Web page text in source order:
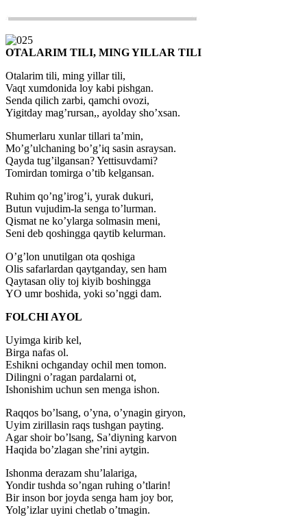
OTALARIM TILI, MING YILLAR TILI
Otalarim tili, ming yillar tili,
Vaqt xumdonida loy kabi pishgan.
Senda qilich zarbi, qamchi ovozi,
Yigitday mag’rursan,, ayolday sho’xsan.
Shumerlaru xunlar tillari ta’min,
Mo’g’ulchaning bo’g’iq sasin asraysan.
Qayda tug’ilgansan? Yettisuvdami?
Tomirdan tomirga o’tib kelgansan.
Ruhim qo’ng’irog’i, yurak dukuri,
Butun vujudim-la senga to’lurman.
Qismat ne ko’ylarga solmasin meni,
Seni deb qoshingga qaytib kelurman.
O’g’lon unutilgan ota qoshiga
Olis safarlardan qaytganday, sen ham
Qaytasan oliy toj kiyib boshingga
YO umr boshida, yoki so’nggi dam.
FOLCHI AYOL
Uyimga kirib kel,
Birga nafas ol.
Eshikni ochganday ochil men tomon.
Dilingni o’ragan pardalarni ot,
Ishonishim uchun sen menga ishon.
Raqqos bo’lsang, o’yna, o’ynagin giryon,
Uyim zirillasin raqs tushgan payting.
Agar shoir bo’lsang, Sa’diyning karvon
Haqida bo’zlagan she’rini aytgin.
Ishonma derazam shu’lalariga,
Yondir tushda so’ngan ruhing o’tlarin!
Bir inson bor joyda senga ham joy bor,
Yolg’izlar uyini chetlab o’tmagin.